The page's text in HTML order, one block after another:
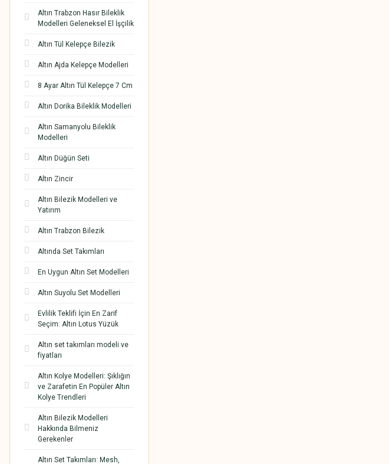
Altın Trabzon Hasır Bileklik
Modelleri Geleneksel El İşçilik
Altın Tül Kelepçe Bilezik
Altın Ajda Kelepçe Modelleri
8 Ayar Altın Tül Kelepçe 7 Cm
Altın Dorika Bileklik Modelleri
Altın Samanyolu Bileklik
Modelleri
Altın Düğün Seti
Altın Zincir
Altın Bilezik Modelleri ve
Yatırım
Altın Trabzon Bilezik
Altında Set Takımları
En Uygun Altın Set Modelleri
Altın Suyolu Set Modelleri
Evlilik Teklifi İçin En Zarif
Seçim: Altın Lotus Yüzük
Altın set takımları modeli ve
fiyatları
Altın Kolye Modelleri: Şıklığın
ve Zarafetin En Popüler Altın
Kolye Trendleri
Altın Bilezik Modelleri
Hakkında Bilmeniz
Gerekenler
Altın Set Takımları: Mesh,